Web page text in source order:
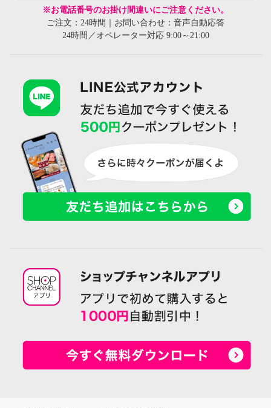
※お電話番号のお掛け間違いにご注意ください。
ご注文：24時間｜お問い合わせ：音声自動応答
24時間／オペレーター対応 9:00～21:00